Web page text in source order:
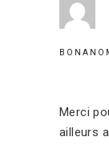
Merci
ailleurs